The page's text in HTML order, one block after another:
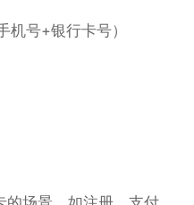
机号+银行卡号）